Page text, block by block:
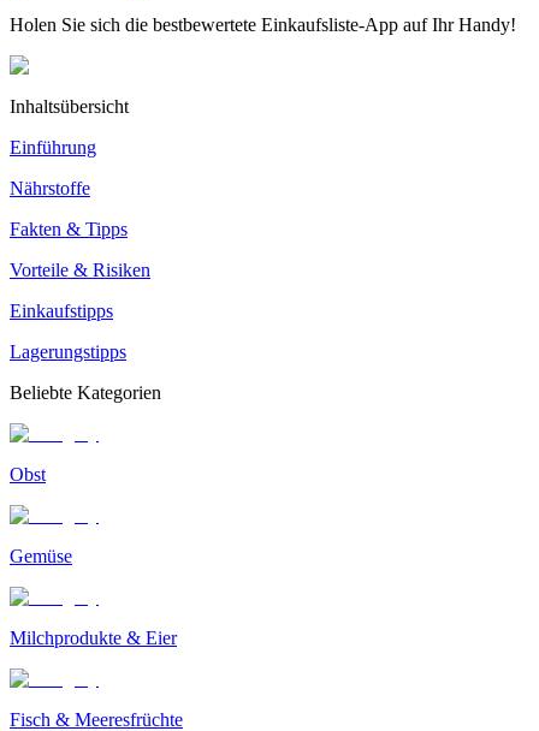
Holen Sie sich die bestbewertete Einkaufsliste-App auf Ihr Handy!
Inhaltsübersicht
Einführung
Nährstoffe
Fakten & Tipps
Vorteile & Risiken
Einkaufstipps
Lagerungstipps
Beliebte Kategorien
Obst
Gemüse
Milchprodukte & Eier
Fisch & Meeresfrüchte